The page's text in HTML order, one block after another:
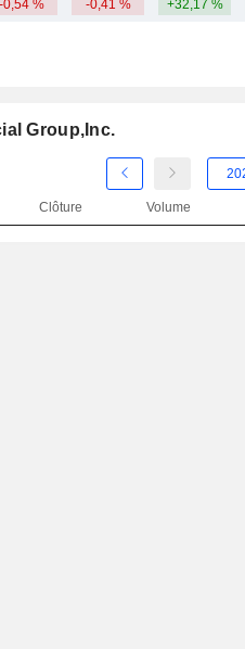
-0,54 % -0,41 % +32,17 %
Group,Inc.
Clôture Volume